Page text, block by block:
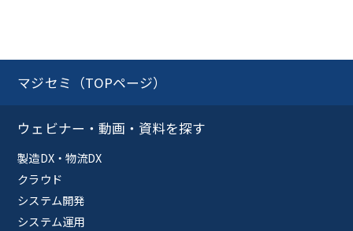
マジセミ（TOPページ）
ウェビナー・動画・資料を探す
製造DX・物流DX
クラウド
システム開発
システム運用